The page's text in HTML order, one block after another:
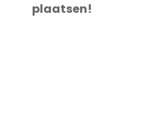
plaatsen!